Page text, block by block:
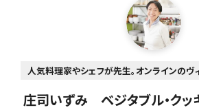
人気料理家やシェフが先生。オンラインの
庄司いずみ ベジタブル・クッ